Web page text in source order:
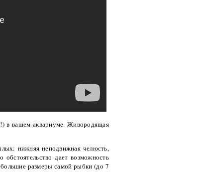
в вашем аквариуме. Живородящая
нижняя неподвижная челюсть,
дает возможность
размеры самой рыбки (до 7